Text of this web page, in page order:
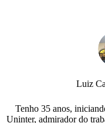
Luiz
Tenho 35 anos,
Uninter, admirador do